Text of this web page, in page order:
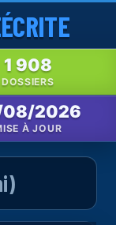
ÉCRITE
1 908
DOSSIERS
08/2026
À JOUR